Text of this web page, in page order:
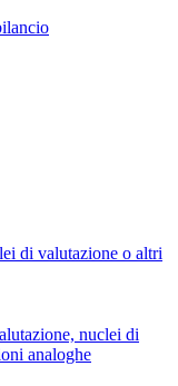
di valutazione o altri
nuclei di
analoghe